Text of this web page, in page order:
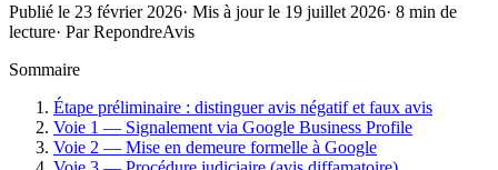
Publié le 23 février 2026· Mis à jour le 19 juillet 2026· 8 min de
lecture· ParRepondreAvis
Sommaire
Étape préliminaire : distinguer avis négatif et faux avis
Voie 1 — Signalement via Google Business Profile
Voie 2 — Mise en demeure formelle à Google